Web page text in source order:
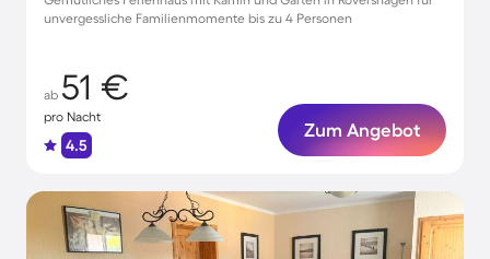
unvergessliche Familienmomente bis zu 4 Personen
ab 51 €
pro Nacht
4.5
Zum Angebot